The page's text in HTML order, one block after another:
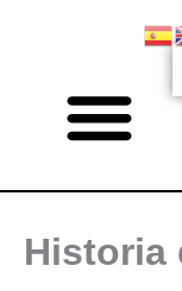
Historia